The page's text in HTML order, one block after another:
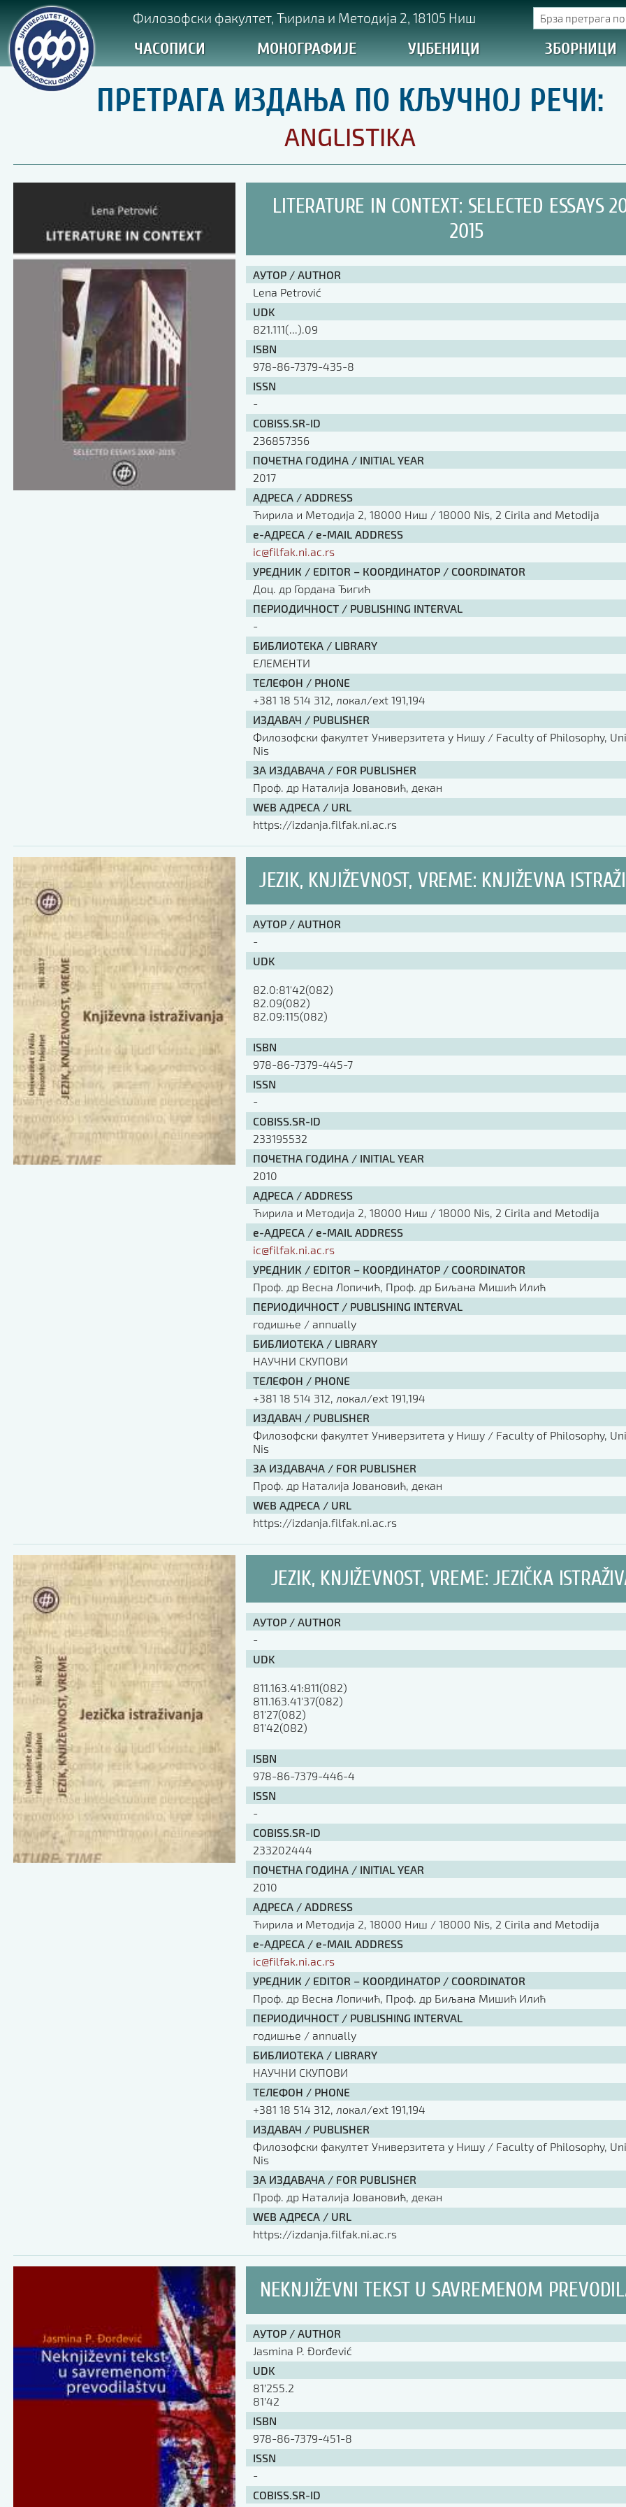
Филозофски факултет, Ћирила и Методија 2, 18105 Ниш
ЧАСОПИСИ МОНОГРАФИЈЕ УЏБЕНИЦИ ЗБОРНИЦИ
ПРЕТРАГА ИЗДАЊА ПО КЉУЧНОЈ РЕЧИ:
ANGLISTIKA
LITERATURE IN CONTEXT: SELECTED ESSAYS
2015
АУТОР / AUTHOR
Lena Petrović
UDK
821.111(...).09
ISBN
978-86-7379-435-8
ISSN
-
COBISS.SR-ID
236857356
ПОЧЕТНА ГОДИНА / INITIAL YEAR
2017
АДРЕСА / ADDRESS
Ћирила и Методија 2, 18000 Ниш / 18000 Nis, 2 Cirila and Metodija
е-АДРЕСА / e-MAIL ADDRESS
ic@filfak.ni.ac.rs
УРЕДНИК / EDITOR – КООРДИНАТОР / COORDINATOR
Доц. др Гордана Ђигић
ПЕРИОДИЧНОСТ / PUBLISHING INTERVAL
-
БИБЛИОТЕКА / LIBRARY
ЕЛЕМЕНТИ
ТЕЛЕФОН / PHONE
+381 18 514 312, локал/ext 191,194
ИЗДАВАЧ / PUBLISHER
Филозофски факултет Универзитета у Нишу / Faculty of Philosophy,
Nis
ЗА ИЗДАВАЧА / FOR PUBLISHER
Проф. др Наталија Јовановић, декан
WEB АДРЕСА / URL
https://izdanja.filfak.ni.ac.rs
JEZIK, KNJIŽEVNOST, VREME: KNJIŽEVNA
АУТОР / AUTHOR
-
UDK
82.0:81'42(082)
82.09(082)
82.09:115(082)
ISBN
978-86-7379-445-7
ISSN
-
COBISS.SR-ID
233195532
ПОЧЕТНА ГОДИНА / INITIAL YEAR
2010
АДРЕСА / ADDRESS
Ћирила и Методија 2, 18000 Ниш / 18000 Nis, 2 Cirila and Metodija
е-АДРЕСА / e-MAIL ADDRESS
ic@filfak.ni.ac.rs
УРЕДНИК / EDITOR – КООРДИНАТОР / COORDINATOR
Проф. др Весна Лопичић, Проф. др Биљана Мишић Илић
ПЕРИОДИЧНОСТ / PUBLISHING INTERVAL
годишње / annually
БИБЛИОТЕКА / LIBRARY
НАУЧНИ СКУПОВИ
ТЕЛЕФОН / PHONE
+381 18 514 312, локал/ext 191,194
ИЗДАВАЧ / PUBLISHER
Филозофски факултет Универзитета у Нишу / Faculty of Philosophy,
Nis
ЗА ИЗДАВАЧА / FOR PUBLISHER
Проф. др Наталија Јовановић, декан
WEB АДРЕСА / URL
https://izdanja.filfak.ni.ac.rs
JEZIK, KNJIŽEVNOST, VREME: JEZIČKA
АУТОР / AUTHOR
-
UDK
811.163.41:811(082)
811.163.41'37(082)
81'27(082)
81'42(082)
ISBN
978-86-7379-446-4
ISSN
-
COBISS.SR-ID
233202444
ПОЧЕТНА ГОДИНА / INITIAL YEAR
2010
АДРЕСА / ADDRESS
Ћирила и Методија 2, 18000 Ниш / 18000 Nis, 2 Cirila and Metodija
е-АДРЕСА / e-MAIL ADDRESS
ic@filfak.ni.ac.rs
УРЕДНИК / EDITOR – КООРДИНАТОР / COORDINATOR
Проф. др Весна Лопичић, Проф. др Биљана Мишић Илић
ПЕРИОДИЧНОСТ / PUBLISHING INTERVAL
годишње / annually
БИБЛИОТЕКА / LIBRARY
НАУЧНИ СКУПОВИ
ТЕЛЕФОН / PHONE
+381 18 514 312, локал/ext 191,194
ИЗДАВАЧ / PUBLISHER
Филозофски факултет Универзитета у Нишу / Faculty of Philosophy,
Nis
ЗА ИЗДАВАЧА / FOR PUBLISHER
Проф. др Наталија Јовановић, декан
WEB АДРЕСА / URL
https://izdanja.filfak.ni.ac.rs
NEKNJIŽEVNI TEKST U SAVREMENOM
АУТОР / AUTHOR
Jasmina P. Đorđević
UDK
81’255.2
81’42
ISBN
978-86-7379-451-8
ISSN
-
COBISS.SR-ID